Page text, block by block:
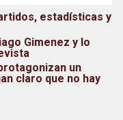
estadísticas y
Gimenez y lo
un
claro que no hay